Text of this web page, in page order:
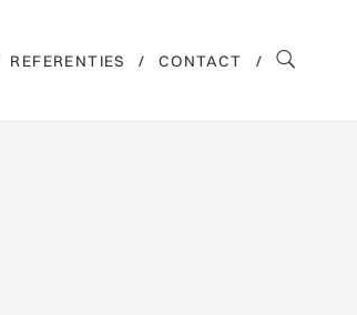
REFERENTIES CONTACT